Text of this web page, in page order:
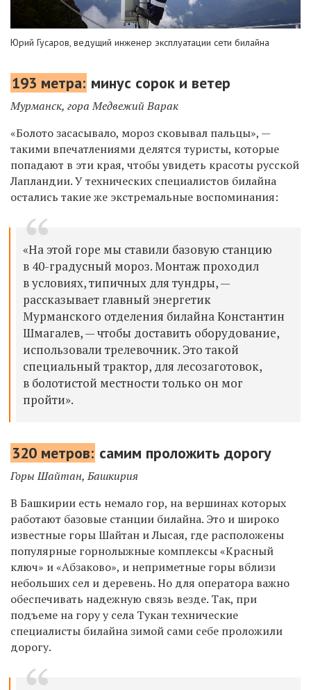
Юрий Гусаров, ведущий инженер эксплуатации сети билайна
193 метра: минус сорок и ветер
Мурманск, гора Медвежий Варак
«Болото засасывало, мороз сковывал пальцы», —
такими впечатлениями делятся туристы, которые
попадают в эти края, чтобы увидеть красоты русской
Лапландии. У технических специалистов билайна
остались такие же экстремальные воспоминания:
«На этой горе мы ставили базовую станцию
в 40-градусный мороз. Монтаж проходил
в условиях, типичных для тундры, —
рассказывает главный энергетик
Мурманского отделения билайна Константин
Шмагалев, — чтобы доставить оборудование,
использовали трелевочник. Это такой
специальный трактор, для лесозаготовок,
в болотистой местности только он мог
пройти».
320 метров: самим проложить дорогу
Горы Шайтан, Башкирия
В Башкирии есть немало гор, на вершинах которых
работают базовые станции билайна. Это и широко
известные горы Шайтан и Лысая, где расположены
популярные горнолыжные комплексы «Красный
ключ» и «Абзаково», и неприметные горы вблизи
небольших сел и деревень. Но для оператора важно
обеспечивать надежную связь везде. Так, при
подъеме на гору у села Тукан технические
специалисты билайна зимой сами себе проложили
дорогу.